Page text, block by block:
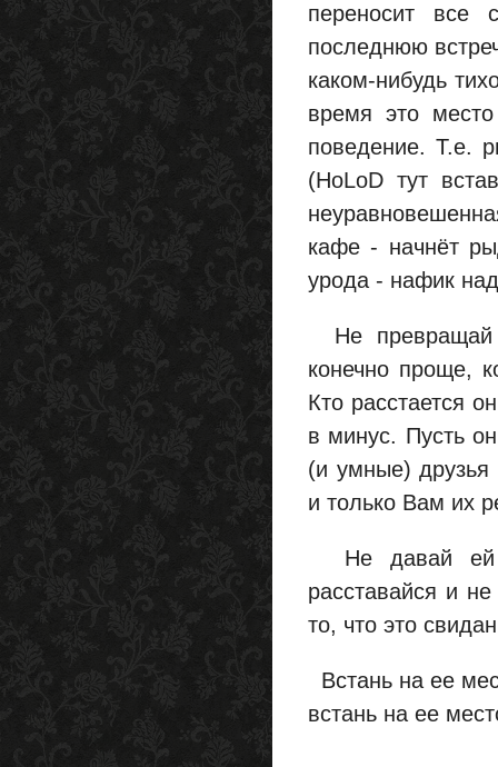
переносит все
последнюю
каком-нибудь
время это
поведение. Т.е.
(HoLoD тут
кафе - начнёт
урода - нафик
Не превращай
конечно проще,
Кто расстается
в минус. Пусть
(и умные) друзья
и только Вам их
Не давай ей
расставайся и
то, что это
Встань на ее
встань на ее